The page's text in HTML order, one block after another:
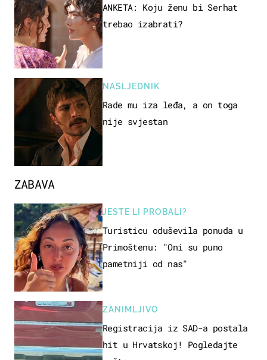
ZABAVA
JESTE LI PROBALI?
Turisticu oduševila ponuda u
Primoštenu: "Oni su puno
pametniji od nas"
ZANIMLJIVO
Registracija iz SAD-a postala
hit u Hrvatskoj! Pogledajte
ANKETA: Koju ženu bi Serhat
trebao izabrati?
NASLJEDNIK
Rade mu iza leđa, a on toga
nije svjestan